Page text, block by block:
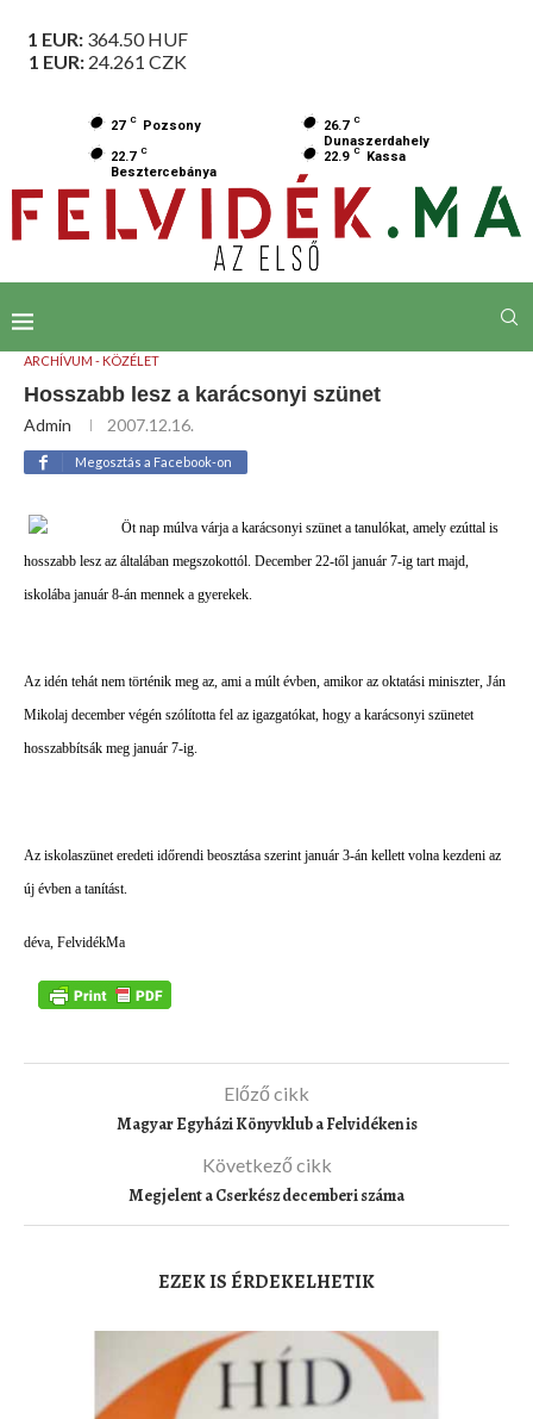
1 EUR: 364.50HUF
1 EUR: 24.261 CZK
27 C Pozsony 26.7 C
Dunaszerdahely
22.7 C
Besztercebánya
22.9 C Kassa
ARCHÍVUM - KÖZÉLET
Hosszabb lesz a karácsonyi szünet
Admin 2007.12.16.
Megosztás a Facebook-on
Öt nap múlva várja a karácsonyi szünet a tanulókat, amely ezúttal is
hosszabb lesz az általában megszokottól. December 22-től január 7-ig tart majd,
iskolába január 8-án mennek a gyerekek.
Az idén tehát nem történik meg az, ami a múlt évben, amikor az oktatási miniszter, Ján
Mikolaj december végén szólította fel az igazgatókat, hogy a karácsonyi szünetet
hosszabbítsák meg január 7-ig.
Az iskolaszünet eredeti időrendi beosztása szerint január 3-án kellett volna kezdeni az
új évben a tanítást.
déva, FelvidékMa
Előző cikk
Magyar Egyházi Könyvklub a Felvidéken is
Következő cikk
Megjelent a Cserkész decemberi száma
EZEK IS ÉRDEKELHETIK